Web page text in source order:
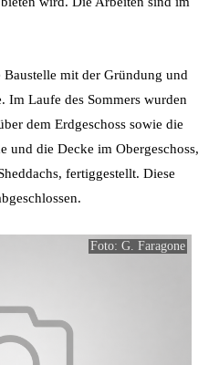
mit der Gründung und
Im Laufe des Sommers wurden
dem Erdgeschoss sowie die
und die Decke im Obergeschoss,
fertiggestellt. Diese
Foto: G. Faragone